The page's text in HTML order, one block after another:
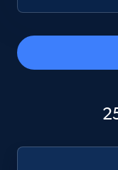
Seller reviews,
more.